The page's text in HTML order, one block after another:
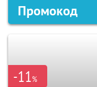
Промокод
-11%